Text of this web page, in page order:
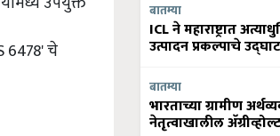
चे
बातम्या
ICL ने महाराष्ट्रात
उत्पादन प्रकल्पाचे
बातम्या
भारताच्या ग्रामीण
नेतृत्वाखालील